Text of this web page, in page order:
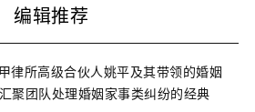
编辑推荐
律所高级合伙人姚平及其带领的婚姻
聚团队处理婚姻家事类纠纷的经典